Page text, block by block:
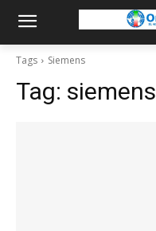
Tags Siemens
Tag: siemens